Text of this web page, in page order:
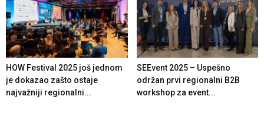
HOW Festival 2025 još jednom
je dokazao zašto ostaje
najvažniji regionalni...
SEEvent 2025 – Uspešno
održan prvi regionalni B2B
workshop za event...